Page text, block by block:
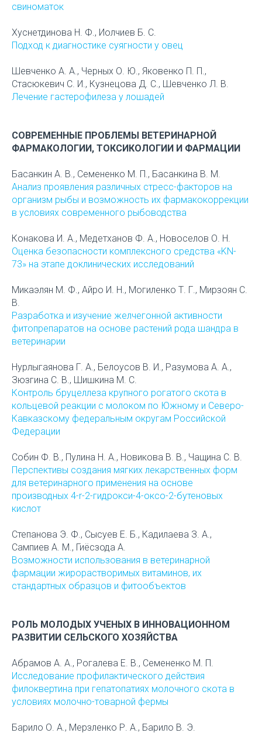
свиноматок
Хуснетдинова Н. Ф., Иолчиев Б. С.
Подход к диагностике суягности у овец
Шевченко А. А., Черных О. Ю., Яковенко П. П.,
Стасюкевич С. И., Кузнецова Д. С., Шевченко Л. В.
Лечение гастерофилеза у лошадей
СОВРЕМЕННЫЕ ПРОБЛЕМЫ ВЕТЕРИНАРНОЙ
ФАРМАКОЛОГИИ, ТОКСИКОЛОГИИ И ФАРМАЦИИ
Басанкин А. В., Семененко М. П., Басанкина В. М.
Анализ проявления различных стресс-факторов на
организм рыбы и возможность их фармакокоррекции
в условиях современного рыбоводства
Конакова И. А., Медетханов Ф. А., Новоселов О. Н.
Оценка безопасности комплексного средства «KN-
73» на этапе доклинических исследований
Микаэлян М. Ф., Айро И. Н., Могиленко Т. Г., Мирзоян С.
В.
Разработка и изучение желчегонной активности
фитопрепаратов на основе растений рода шандра в
ветеринарии
Нурлыгаянова Г. А., Белоусов В. И., Разумова А. А.,
Зюзгина С. В., Шишкина М. С.
Контроль бруцеллеза крупного рогатого скота в
кольцевой реакции с молоком по Южному и Северо-
Кавказскому федеральным округам Российской
Федерации
Собин Ф. В., Пулина Н. А., Новикова В. В., Чащина С. В.
Перспективы создания мягких лекарственных форм
для ветеринарного применения на основе
производных 4-r-2-гидрокси-4-оксо-2-бутеновых
кислот
Степанова Э. Ф., Сысуев Е. Б., Кадилаева З. А.,
Сампиев А. М., Гиёсзода А.
Возможности использования в ветеринарной
фармации жирорастворимых витаминов, их
стандартных образцов и фитообъектов
РОЛЬ МОЛОДЫХ УЧЕНЫХ В ИННОВАЦИОННОМ
РАЗВИТИИ СЕЛЬСКОГО ХОЗЯЙСТВА
Абрамов А. А., Рогалева Е. В., Семененко М. П.
Исследование профилактического действия
филоквертина при гепатопатиях молочного скота в
условиях молочно-товарной фермы
Барило О. А., Мерзленко Р. А., Барило В. Э.